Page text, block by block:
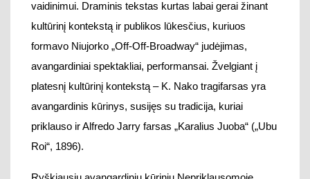
Ryškiausiu avangardiniu kūriniu Nepriklausomoje
Lietuvoje tapusi Sigito Parulskio drama „P.S. Byla O.K“
(premjera 1997 m., rež. Oskaras Koršunovas)
iliustruoja pakitusį dramaturgo vaidmenį.Pagal šią
dramą sukurtas spektaklis vertinamas kaip
reikšmingas įvykis, kuris pakeitė dramos ir teatro
poetiką. Pasak Audronio Liugos, „
dramaturgu Parulskiu, kompozitoriumi Gintaru Sodeika